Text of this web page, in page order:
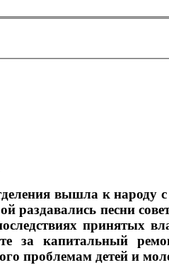
вышла к народу
раздавались песни
принятых
капитальный
проблемам детей и